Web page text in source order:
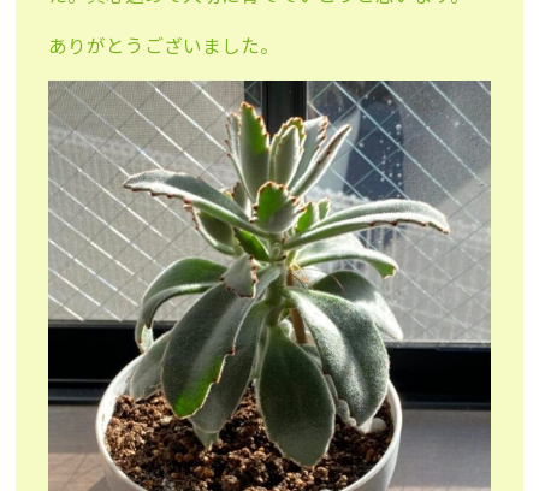
ありがとうございました。